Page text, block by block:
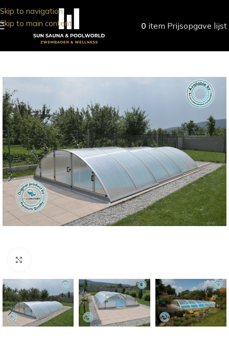
Skip to navigation
Skip to main content
0 item Prijsopgave lijst